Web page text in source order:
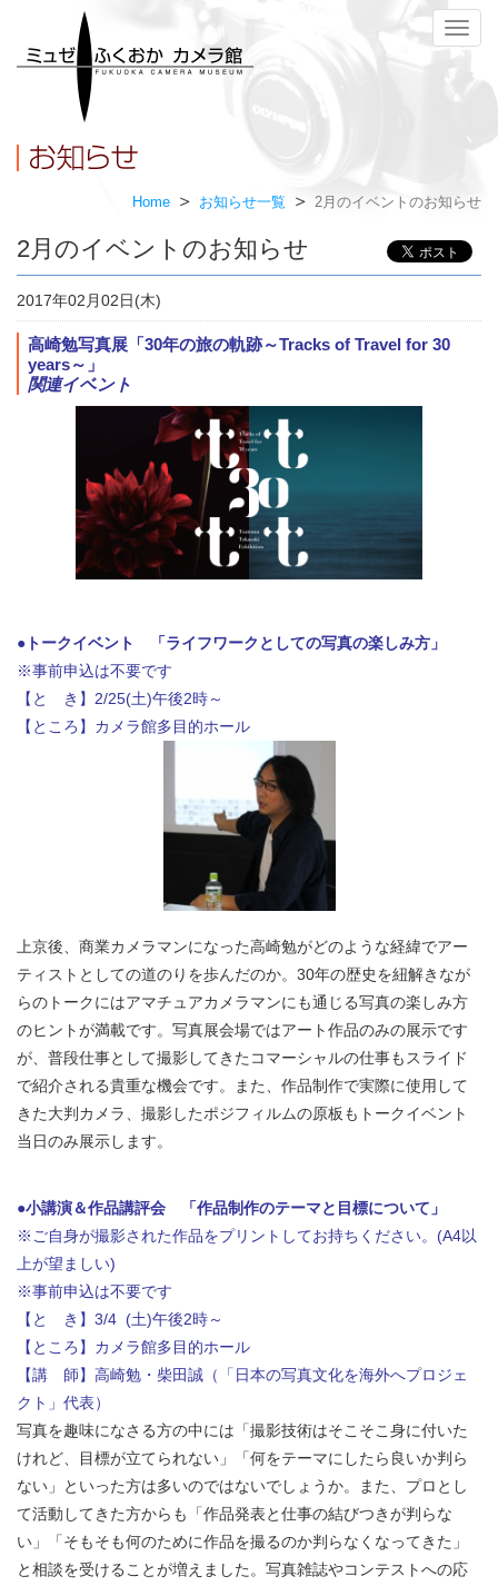
メ
ニ
Home お知らせ一覧 2月のイベントのお知らせ
2月のイベントのお知らせ
2017年02月02日(木)
高崎勉写真展「30年の旅の軌跡～Tracks of Travel for 30
years～」
関連イベント
●トークイベント 「ライフワークとしての写真の楽しみ方」
※事前申込は不要です
【と き】2/25(土)午後2時～
【ところ】カメラ館多目的ホール
上京後、商業カメラマンになった高崎勉がどのような経緯でアー
ティストとしての道のりを歩んだのか。30年の歴史を紐解きなが
らのトークにはアマチュアカメラマンにも通じる写真の楽しみ方
のヒントが満載です。写真展会場ではアート作品のみの展示です
が、普段仕事として撮影してきたコマーシャルの仕事もスライド
で紹介される貴重な機会です。また、作品制作で実際に使用して
きた大判カメラ、撮影したポジフィルムの原板もトークイベント
当日のみ展示します。
●小講演＆作品講評会 「作品制作のテーマと目標について」
※ご自身が撮影された作品をプリントしてお持ちください。(A4以
上が望ましい)
※事前申込は不要です
【と き】3/4 (土)午後2時～
【ところ】カメラ館多目的ホール
【講 師】高崎勉・柴田誠（「日本の写真文化を海外へプロジェ
クト」代表）
写真を趣味になさる方の中には「撮影技術はそこそこ身に付いた
けれど、目標が立てられない」「何をテーマにしたら良いか判ら
ない」といった方は多いのではないでしょうか。また、プロとし
て活動してきた方からも「作品発表と仕事の結びつきが判らな
い」「そもそも何のために作品を撮るのか判らなくなってきた」
と相談を受けることが増えました。写真雑誌やコンテストへの応